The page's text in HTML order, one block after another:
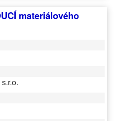
materiálového